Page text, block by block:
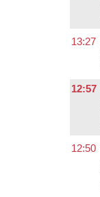
13:27
12:57
12:50